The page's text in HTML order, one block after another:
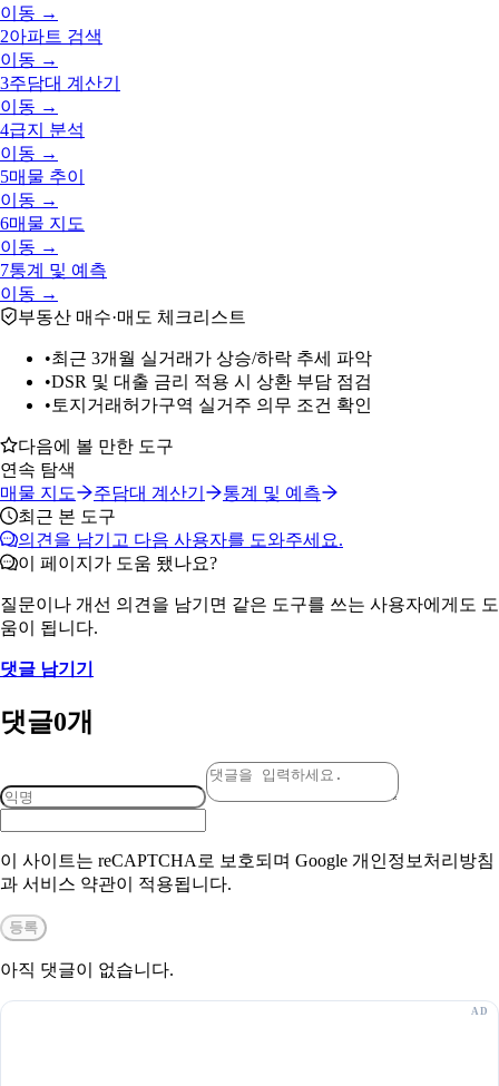
이동 →
2아파트 검색
이동 →
3주담대 계산기
이동 →
4급지 분석
이동 →
5매물 추이
이동 →
6매물 지도
이동 →
7통계 및 예측
이동 →
부동산 매수·매도 체크리스트
•최근 3개월 실거래가 상승/하락 추세 파악
•DSR 및 대출 금리 적용 시 상환 부담 점검
• 토지거래허가구역 실거주 의무 조건 확인
다음에 볼 만한 도구
연속 탐색
매물 지도
주담대 계산기
통계 및 예측
최근 본 도구
의견을 남기고 다음 사용자를 도와주세요.
이 페이지가 도움 됐나요?
질문이나 개선 의견을 남기면 같은 도구를 쓰는 사용자에게도 도
움이 됩니다.
댓글 남기기
댓글0개
이 사이트는 reCAPTCHA로 보호되며 Google 개인정보처리방침
과 서비스 약관이 적용됩니다.
등록
아직 댓글이 없습니다.